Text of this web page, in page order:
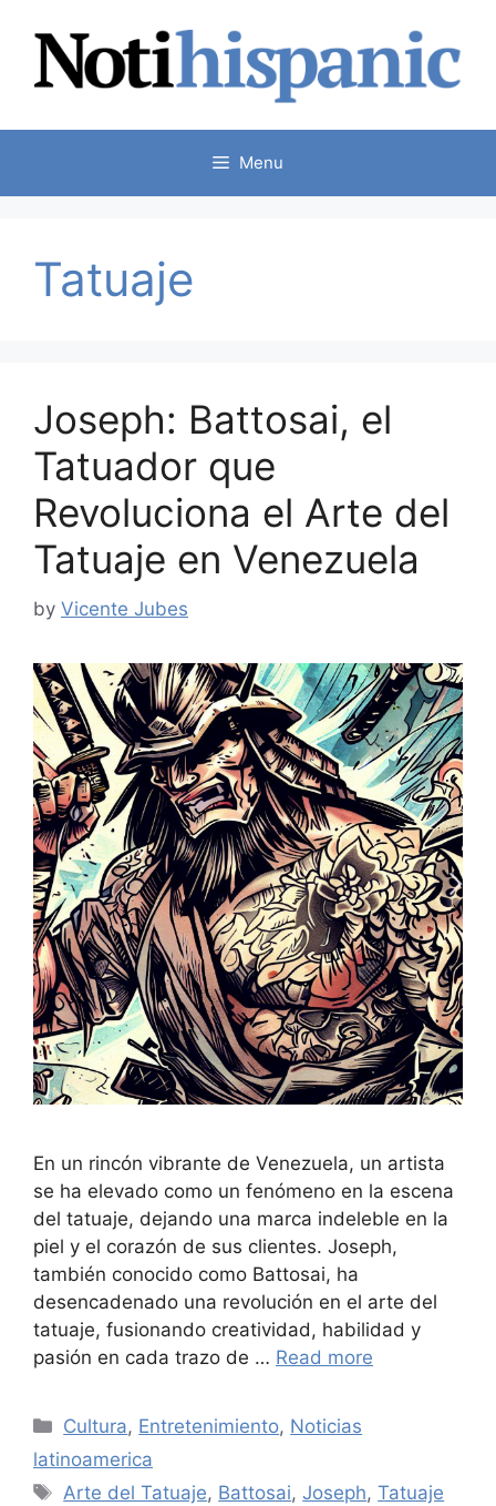
content
Menu
Tatuaje
Joseph: Battosai, el
Tatuador que
Revoluciona el Arte del
Tatuaje en Venezuela
by Vicente Jubes
En un rincón vibrante de Venezuela, un artista
se ha elevado como un fenómeno en la escena
del tatuaje, dejando una marca indeleble en la
piel y el corazón de sus clientes. Joseph,
también conocido como Battosai, ha
desencadenado una revolución en el arte del
tatuaje, fusionando creatividad, habilidad y
pasión en cada trazo de … Read more
Categories
Cultura, Entretenimiento, Noticias
latinoamerica
Tags
Arte del Tatuaje, Battosai,Joseph,Tatuaje